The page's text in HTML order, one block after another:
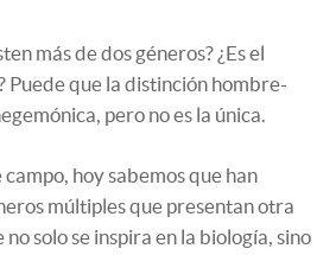
más de dos géneros? ¿Es el
Puede que la distinción hombre-
pero no es la única.
hoy sabemos que han
múltiples que presentan otra
solo se inspira en la biología, sino